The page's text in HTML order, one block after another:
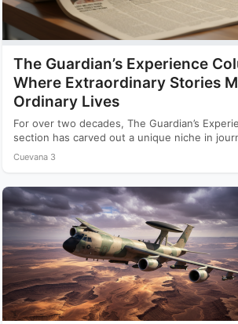
The Guardian’s Experience
Where Extraordinary Stories
Ordinary Lives
For over two decades, The Guardian’s
section has carved out a unique niche in
offering readers…
Cuevana 3